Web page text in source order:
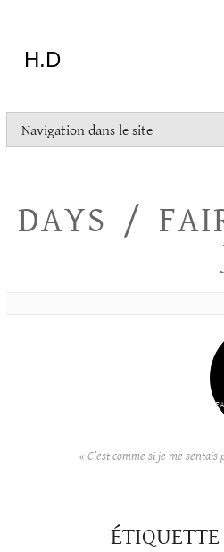
H.D
tout
essayer
Navigation dans le site
DAYS /
« C’est comme si je me
ÉTIQUETTE